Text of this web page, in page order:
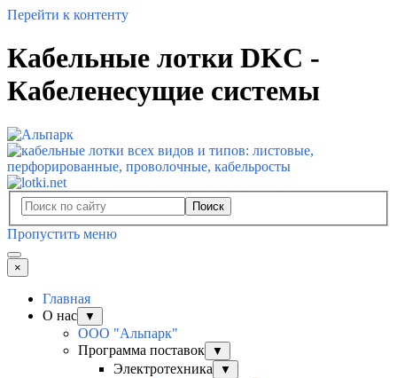
Перейти к контенту
Кабельные лотки DKC -
Кабеленесущие системы
Поиск
Пропустить меню
×
Главная
О нас
▼
ООО "Альпарк"
Программа поставок
▼
Электротехника ▼